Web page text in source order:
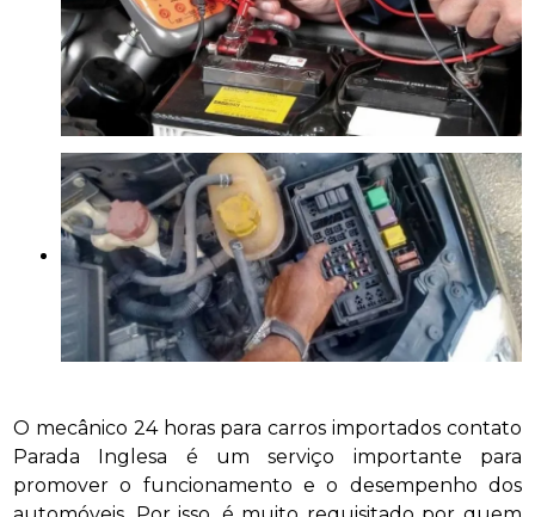
O mecânico 24 horas para carros importados contato
Parada Inglesa é um serviço importante para
promover o funcionamento e o desempenho dos